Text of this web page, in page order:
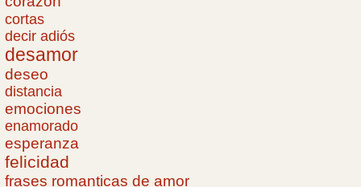
cortas
decir adiós
desamor
deseo
distancia
emociones
enamorado
esperanza
felicidad
frases romanticas de amor